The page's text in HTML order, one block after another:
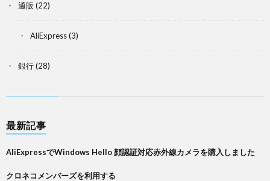
通販 (22)
AliExpress(3)
銀行(28)
最新記事
AliExpressでWindows Hello 顔認証対応赤外線カメラを購入しました
クロネコメンバーズを利用する